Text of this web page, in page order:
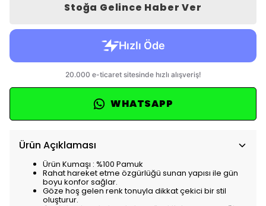
Stoğa Gelince Haber Ver
WHATSAPP
Ürün Açıklaması
Ürün Kumaşı : %100 Pamuk
Rahat hareket etme özgürlüğü sunan yapısı ile gün
boyu konfor sağlar.
Göze hoş gelen renk tonuyla dikkat çekici bir stil
oluşturur.